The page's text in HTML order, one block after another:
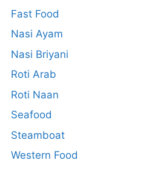
Fast Food
Nasi Ayam
Nasi Briyani
Roti Arab
Roti Naan
Seafood
Steamboat
Western Food